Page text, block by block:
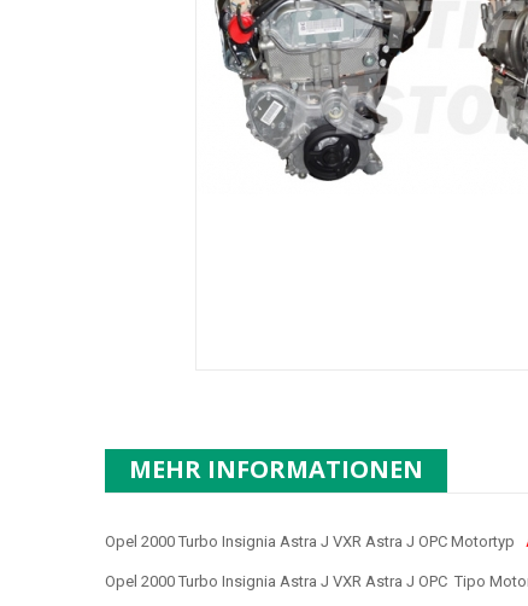
MEHR INFORMATIONEN
Opel 2000 Turbo Insignia Astra J VXR Astra J OPC Motortyp
Opel 2000 Turbo Insignia Astra J VXR Astra J OPC Tipo